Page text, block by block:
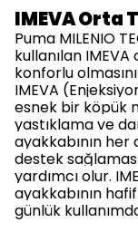
IMEVA Orta
Puma MILENIO
kullanılan
konforlu
IMEVA
esnek bir köpük
yastıklama ve
ayakkabının
destek
yardımcı olur.
ayakkabının
günlük